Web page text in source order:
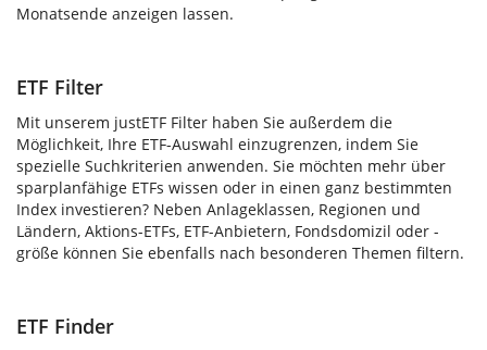
Monatsende anzeigen lassen.
ETF Filter
Mit unserem justETF Filter haben Sie außerdem die
Möglichkeit, Ihre ETF-Auswahl einzugrenzen, indem Sie
spezielle Suchkriterien anwenden. Sie möchten mehr über
sparplanfähige ETFs wissen oder in einen ganz bestimmten
Index investieren? Neben Anlageklassen, Regionen und
Ländern, Aktions-ETFs, ETF-Anbietern, Fondsdomizil oder -
größe können Sie ebenfalls nach besonderen Themen filtern.
ETF Finder